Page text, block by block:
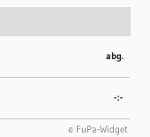
abg.
-:-
© FuPa-Widget